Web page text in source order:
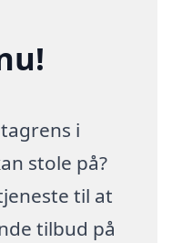
i
stole på?
til at
tilbud på